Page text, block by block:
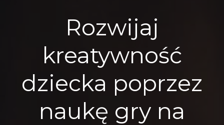
Rozwijaj
kreatywność
dziecka poprzez
naukę gry na